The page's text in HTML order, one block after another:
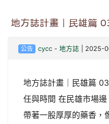
地方誌計畫｜民雄篇
公告 cycc- 地方誌 | 2025-
地方誌計畫｜民雄篇
任與時間 在民雄市場
帶著一股厚厚的藥香，